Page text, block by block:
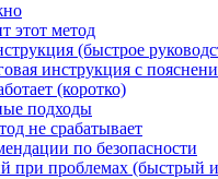
этот метод
(быстрое
инструкция с
(коротко)
подходы
не срабатывает
по безопасности
при проблемах (быстрый